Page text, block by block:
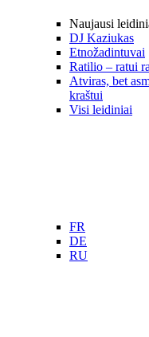
Naujausi
DJ Kaziukas
Etnožadintuvai
Ratilio – ratui
Atviras, bet
kraštui
Visi leidiniai
FR
DE
RU